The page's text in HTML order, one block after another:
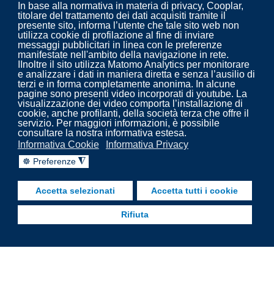
In base alla normativa in materia di privacy, Cooplar,
titolare del trattamento dei dati acquisiti tramite il
presente sito, informa l’utente che tale sito web non
utilizza cookie di profilazione al fine di inviare
messaggi pubblicitari in linea con le preferenze
manifestate nell'ambito della navigazione in rete.
IInoltre il sito utilizza Matomo Analytics per monitorare
e analizzare i dati in maniera diretta e senza l’ausilio di
terzi e in forma completamente anonima. In alcune
pagine sono presenti video incorporati di youtube. La
visualizzazione dei video comporta l’installazione di
cookie, anche profilanti, della società terza che offre il
servizio. Per maggiori informazioni, è possibile
consultare la nostra informativa estesa.
Informativa Cookie
Informativa Privacy
☸ Preferenze ◮
Accetta selezionati Accetta tutti i cookie
Rifiuta
Progettazione ed erogazione del servizio di: pulizia,
derattizzazione, disinfestazione e disinfezione per aziende
biomedicali e non.